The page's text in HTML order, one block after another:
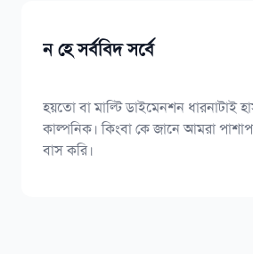
ন হে সর্ববিদ সর্বে
হয়তো বা মাল্টি ডাইমেনশন ধারনাটাই
কাল্পনিক। কিংবা কে জানে আমরা
বাস করি।